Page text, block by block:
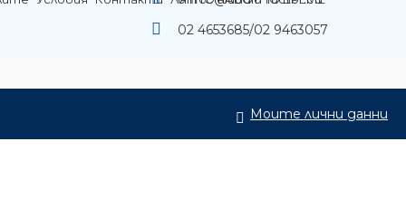
02 4653685/02 9463057
Моите лични данни